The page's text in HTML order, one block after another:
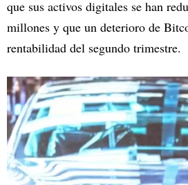
que sus activos digitales se han
millones y que un deterioro de
rentabilidad del segundo trimestre.